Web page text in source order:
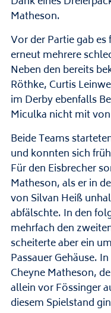
Matheson.
Vor der Partie gab es
erneut mehrere
Neben den bereits
Röthke, Curtis
im Derby ebenfalls
Miculka nicht mit
Beide Teams
und konnten sich
Für den Eisbrecher
Matheson, als er in
von Silvan Heiß
abfälschte. In den
mehrfach den
scheiterte aber ein
Passauer Gehäuse.
Cheyne Matheson,
allein vor Fössinger
diesem Spielstand